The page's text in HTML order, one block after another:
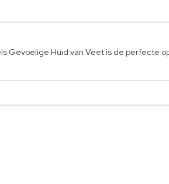
Gevoelige Huid van Veet is de